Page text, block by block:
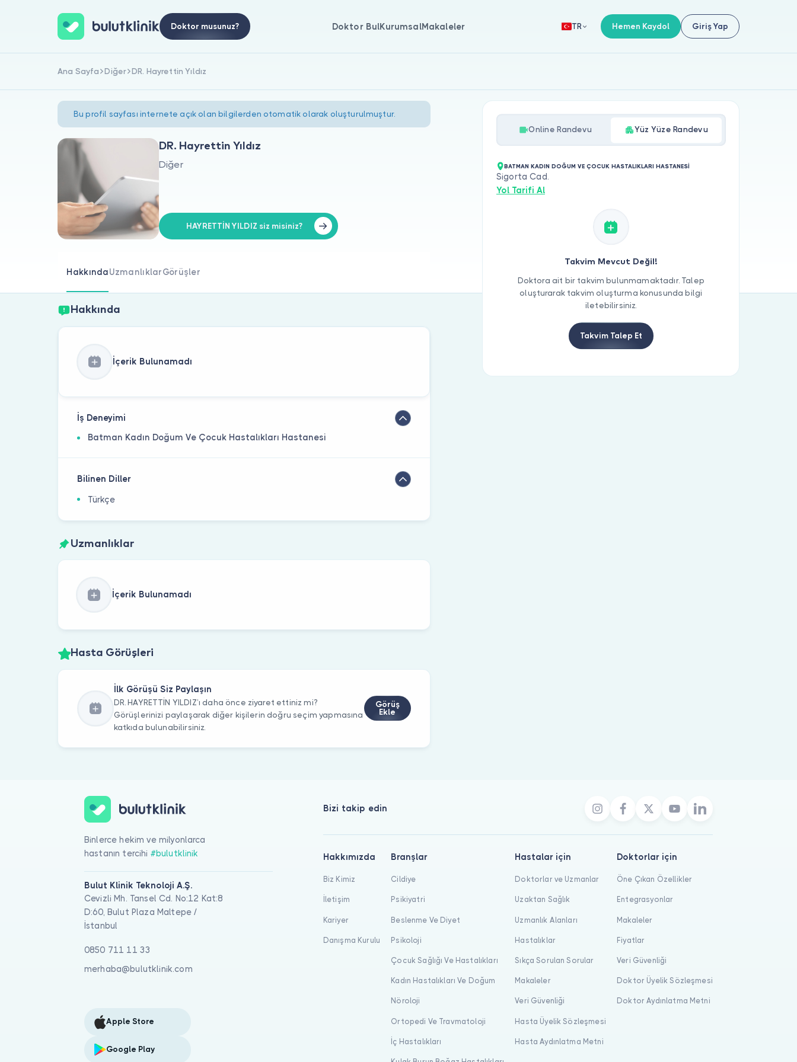
Doktor musunuz? Doktor BulKurumsalMakaleler TR Hemen Kaydol Giriş Yap
Ana Sayfa Diğer DR. Hayrettin Yıldız
Bu profil sayfası internete açık olan bilgilerden otomatik olarak oluşturulmuştur.
DR. Hayrettin Yıldız
Diğer
HAYRETTİN YILDIZ siz misiniz?
HakkındaUzmanlıklarGörüşler
Hakkında
İçerik Bulunamadı
İş Deneyimi
Batman Kadın Doğum Ve Çocuk Hastalıkları Hastanesi
Bilinen Diller
Türkçe
Uzmanlıklar
İçerik Bulunamadı
Hasta Görüşleri
İlk Görüşü Siz Paylaşın
DR. HAYRETTİN YILDIZ’ı daha önce ziyaret ettiniz mi?
Görüşlerinizi paylaşarak diğer kişilerin doğru seçim yapmasına
katkıda bulunabilirsiniz.
Görüş
Ekle
Online Randevu Yüz Yüze Randevu
BATMAN KADIN DOĞUM VE ÇOCUK HASTALIKLARI HASTANESİ
Sigorta Cad.
Yol Tarifi Al
Takvim Mevcut Değil!
Doktora ait bir takvim bulunmamaktadır. Talep
oluşturarak takvim oluşturma konusunda bilgi
iletebilirsiniz.
Takvim Talep Et
Binlerce hekim ve milyonlarca
hastanın tercihi #bulutklinik
Bulut Klinik Teknoloji A.Ş.
Cevizli Mh. Tansel Cd. No:12 Kat:8
D:60, Bulut Plaza Maltepe /
İstanbul
0850 711 11 33
merhaba@bulutklinik.com
Apple Store
Google Play
Bizi takip edin
Hakkımızda
Biz Kimiz
İletişim
Kariyer
Danışma Kurulu
Branşlar
Cildiye
Psikiyatri
Beslenme Ve Diyet
Psikoloji
Çocuk Sağlığı Ve Hastalıkları
Kadın Hastalıkları Ve Doğum
Nöroloji
Ortopedi Ve Travmatoloji
İç Hastalıkları
Hastalar için
Doktorlar ve Uzmanlar
Uzaktan Sağlık
Uzmanlık Alanları
Hastalıklar
Sıkça Sorulan Sorular
Makaleler
Veri Güvenliği
Hasta Üyelik Sözleşmesi
Hasta Aydınlatma Metni
Doktorlar için
Öne Çıkan Özellikler
Entegrasyonlar
Makaleler
Fiyatlar
Veri Güvenliği
Doktor Üyelik Sözleşmesi
Doktor Aydınlatma Metni